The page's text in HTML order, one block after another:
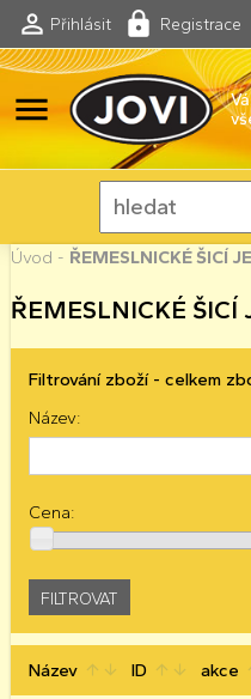
Přihlásit Registrace
menu
Úvod - ŘEMESLNICKÉ ŠICÍ
ŘEMESLNICKÉ ŠICÍ
Filtrování zboží - celkem
Název:
Cena:
Název arrow_upward arrow_downward ID arrow_upward arrow_downward akce